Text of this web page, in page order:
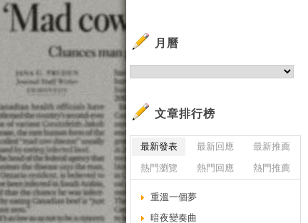
月曆
文章排行榜
最新發表 最新回應
最新推薦
熱門瀏覽
熱門回應 熱門推薦
重溫一個夢
暗夜變奏曲